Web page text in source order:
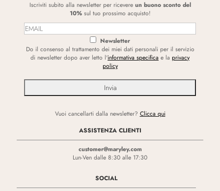
Iscriviti subito alla newsletter per ricevere un buono sconto del
10%sul tuo prossimo acquisto!
Newsletter
Do il consenso al trattamento dei miei dati personali per il servizio
di newsletter dopo aver letto l'informativa specifica e la privacy
policy
Vuoi cancellarti dalla newsletter? Clicca qui
ASSISTENZA CLIENTI
customer@maryley.com
Lun-Ven dalle 8:30 alle 17:30
SOCIAL